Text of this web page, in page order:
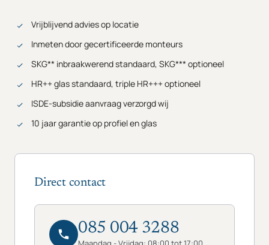
Vrijblijvend advies op locatie
Inmeten door gecertificeerde monteurs
SKG** inbraakwerend standaard, SKG*** optioneel
HR++ glas standaard, triple HR+++ optioneel
ISDE-subsidie aanvraag verzorgd wij
10 jaar garantie op profiel en glas
Direct contact
085 004 3288